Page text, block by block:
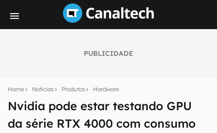
PUBLICIDADE
Home Notícias Produtos Hardware
Nvidia pode estar testando GPU
da série RTX 4000 com consumo
notícias e reviews sobre tecnologia em primeira
mão.
E-mail